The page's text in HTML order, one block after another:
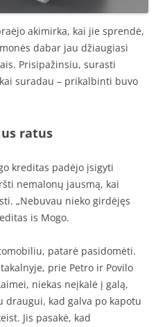
akimirka, kai jie sprendė,
dabar jau džiaugiasi
Prisipažinsiu, surasti
suradau – prikalbinti buvo
ratus
kreditas padėjo įsigyti
nemalonų jausmą, kai
„Nebuvau nieko girdėjęs
is Mogo.
patarė pasidomėti.
prie Petro ir Povilo
niekas neįkalė į galą,
draugui, kad galva po kapotu
Jis pasakė, kad